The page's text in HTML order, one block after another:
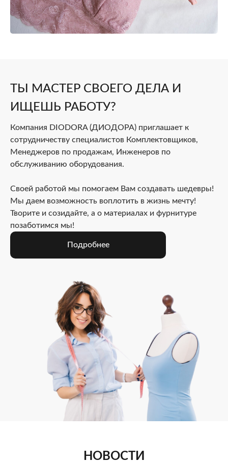
ТЫ МАСТЕР СВОЕГО ДЕЛА И
ИЩЕШЬ РАБОТУ?
Компания DIODORA (ДИОДОРА) приглашает к
сотрудничеству специалистов Комплектовщиков,
Менеджеров по продажам, Инженеров по
обслуживанию оборудования.
Своей работой мы помогаем Вам создавать шедевры!
Мы даем возможность воплотить в жизнь мечту!
Творите и созидайте, а о материалах и фурнитуре
позаботимся мы!
Подробнее
НОВОСТИ